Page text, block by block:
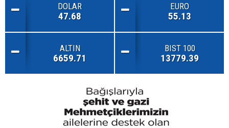
DOLAR
47.68
EURO
55.13
ALTIN
6659.71
BIST 100
13779.39